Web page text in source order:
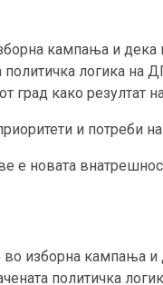
кампања и
логика
како резултат
и потреби на
е новата
изборна кампања
политичка